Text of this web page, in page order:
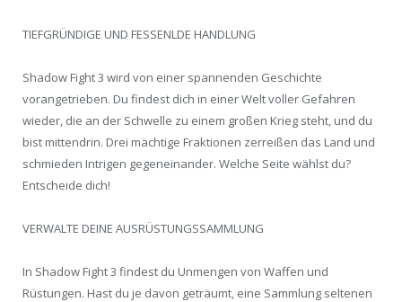
TIEFGRÜNDIGE UND FESSENLDE HANDLUNG
Shadow Fight 3 wird von einer spannenden Geschichte
vorangetrieben. Du findest dich in einer Welt voller Gefahren
wieder, die an der Schwelle zu einem großen Krieg steht, und du
bist mittendrin. Drei mächtige Fraktionen zerreißen das Land und
schmieden Intrigen gegeneinander. Welche Seite wählst du?
Entscheide dich!
VERWALTE DEINE AUSRÜSTUNGSSAMMLUNG
In Shadow Fight 3 findest du Unmengen von Waffen und
Rüstungen. Hast du je davon geträumt, eine Sammlung seltenen